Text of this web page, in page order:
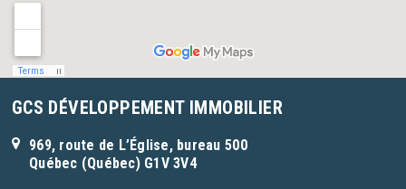
GCS DÉVELOPPEMENT IMMOBILIER
969, route de L’Église, bureau 500
Québec (Québec) G1V 3V4